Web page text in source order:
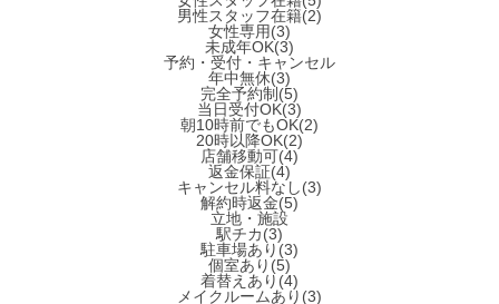
男性スタッフ在籍(2)
女性専用(3)
未成年OK(3)
予約・受付・キャンセル
年中無休(3)
完全予約制(5)
当日受付OK(3)
朝10時前でもOK(2)
20時以降OK(2)
店舗移動可(4)
返金保証(4)
キャンセル料なし(3)
解約時返金(5)
立地・施設
駅チカ(3)
駐車場あり(3)
個室あり(5)
着替えあり(4)
メイクルームあり(3)